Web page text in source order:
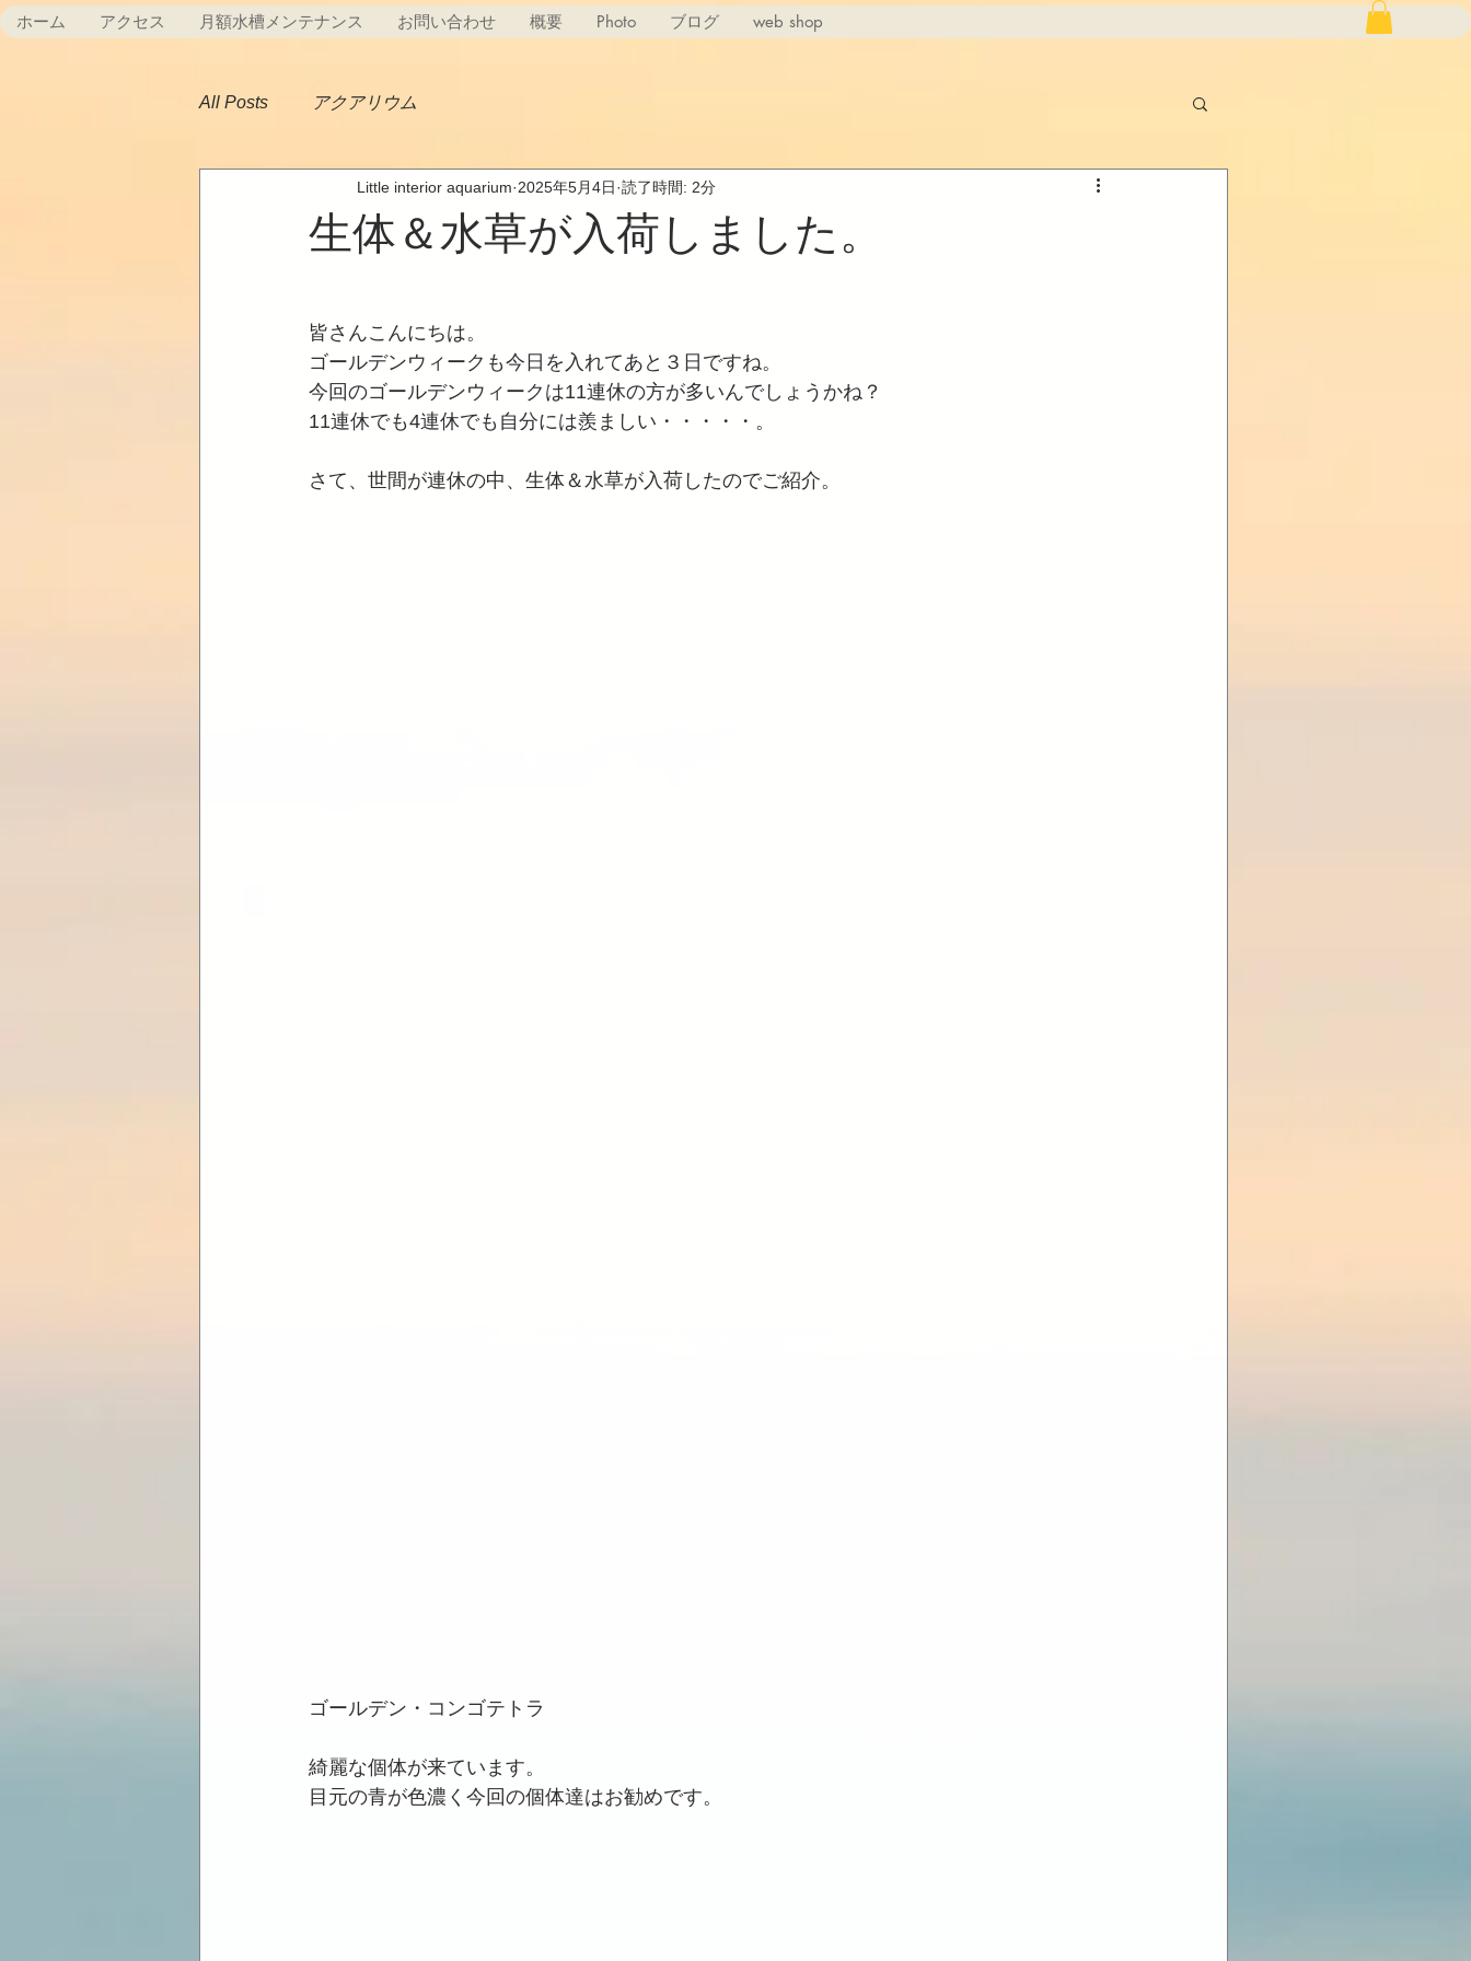
ホーム アクセス 月額水槽メンテナンス お問い合わせ 概要 Photo ブログ web shop
All Posts アクアリウム
生体＆水草が入荷しました。
Little interior aquarium 2025年5月4日 読了時間: 2分
皆さんこんにちは。
ゴールデンウィークも今日を入れてあと３日ですね。
今回のゴールデンウィークは11連休の方が多いんでしょうかね？
11連休でも4連休でも自分には羨ましい・・・・・。
さて、世間が連休の中、生体＆水草が入荷したのでご紹介。
ゴールデン・コンゴテトラ
綺麗な個体が来ています。
目元の青が色濃く今回の個体達はお勧めです。